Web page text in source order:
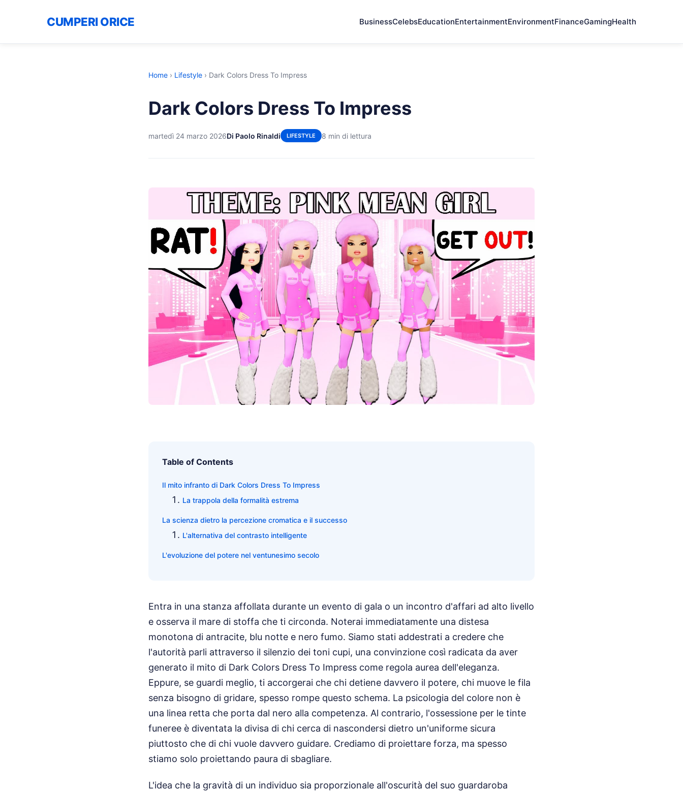
CUMPERI ORICE BusinessCelebsEducationEntertainmentEnvironmentFinanceGamingHealth
Home › Lifestyle › Dark Colors Dress To Impress
Dark Colors Dress To Impress
martedì 24 marzo 2026Di Paolo Rinaldi LIFESTYLE 8 min di lettura
Table of Contents
Il mito infranto di Dark Colors Dress To Impress
La trappola della formalità estrema
La scienza dietro la percezione cromatica e il successo
L'alternativa del contrasto intelligente
L'evoluzione del potere nel ventunesimo secolo
Entra in una stanza affollata durante un evento di gala o un incontro d'affari ad alto livello
e osserva il mare di stoffa che ti circonda. Noterai immediatamente una distesa
monotona di antracite, blu notte e nero fumo. Siamo stati addestrati a credere che
l'autorità parli attraverso il silenzio dei toni cupi, una convinzione così radicata da aver
generato il mito di Dark Colors Dress To Impress come regola aurea dell'eleganza.
Eppure, se guardi meglio, ti accorgerai che chi detiene davvero il potere, chi muove le fila
senza bisogno di gridare, spesso rompe questo schema. La psicologia del colore non è
una linea retta che porta dal nero alla competenza. Al contrario, l'ossessione per le tinte
funeree è diventata la divisa di chi cerca di nascondersi dietro un'uniforme sicura
piuttosto che di chi vuole davvero guidare. Crediamo di proiettare forza, ma spesso
stiamo solo proiettando paura di sbagliare.
L'idea che la gravità di un individuo sia proporzionale all'oscurità del suo guardaroba